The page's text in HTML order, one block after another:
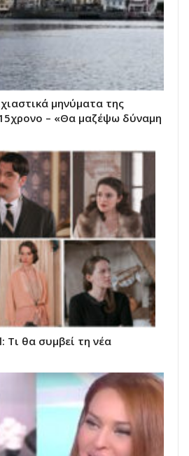
μηνύματα της
– «Θα μαζέψω δύναμη
Τι θα συμβεί τη νέα